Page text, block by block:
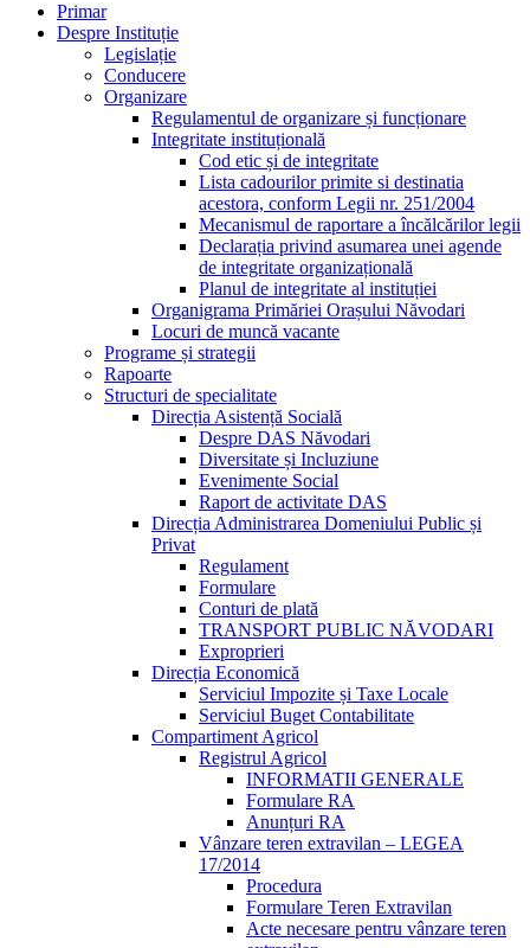
Primar
Despre Instituție
Legislație
Conducere
Organizare
Regulamentul de organizare și funcționare
Integritate instituțională
Cod etic și de integritate
Lista cadourilor primite si destinatia
acestora, conform Legii nr. 251/2004
Mecanismul de raportare a încălcărilor legii
Declarația privind asumarea unei agende
de integritate organizațională
Planul de integritate al instituției
Organigrama Primăriei Orașului Năvodari
Locuri de muncă vacante
Programe și strategii
Rapoarte
Structuri de specialitate
Direcția Asistență Socială
Despre DAS Năvodari
Diversitate și Incluziune
Evenimente Social
Raport de activitate DAS
Direcția Administrarea Domeniului Public și
Privat
Regulament
Formulare
Conturi de plată
TRANSPORT PUBLIC NĂVODARI
Exproprieri
Direcția Economică
Serviciul Impozite și Taxe Locale
Serviciul Buget Contabilitate
Compartiment Agricol
Registrul Agricol
INFORMATII GENERALE
Formulare RA
Anunțuri RA
Vânzare teren extravilan – LEGEA
17/2014
Procedura
Formulare Teren Extravilan
Acte necesare pentru vânzare teren